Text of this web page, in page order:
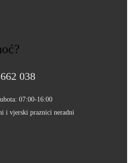
038
07:00-16:00
i vjerski praznici neradni